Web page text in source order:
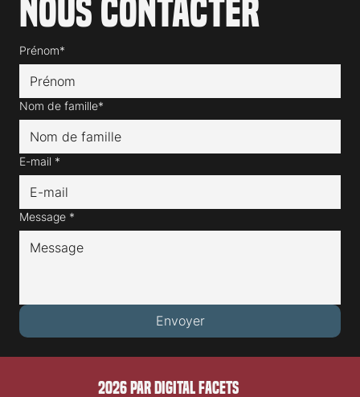
Nous contacter
Prénom*
Nom de famille*
E-mail *
Message *
Envoyer
2026 PAR DIGITAL FACETS